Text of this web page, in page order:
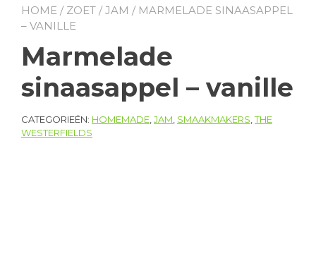
HOME / ZOET /JAM / MARMELADE SINAASAPPEL
– VANILLE
Marmelade
sinaasappel – vanille
CATEGORIEËN: HOMEMADE JAM SMAAKMAKERS ,THE
WESTERFIELDS